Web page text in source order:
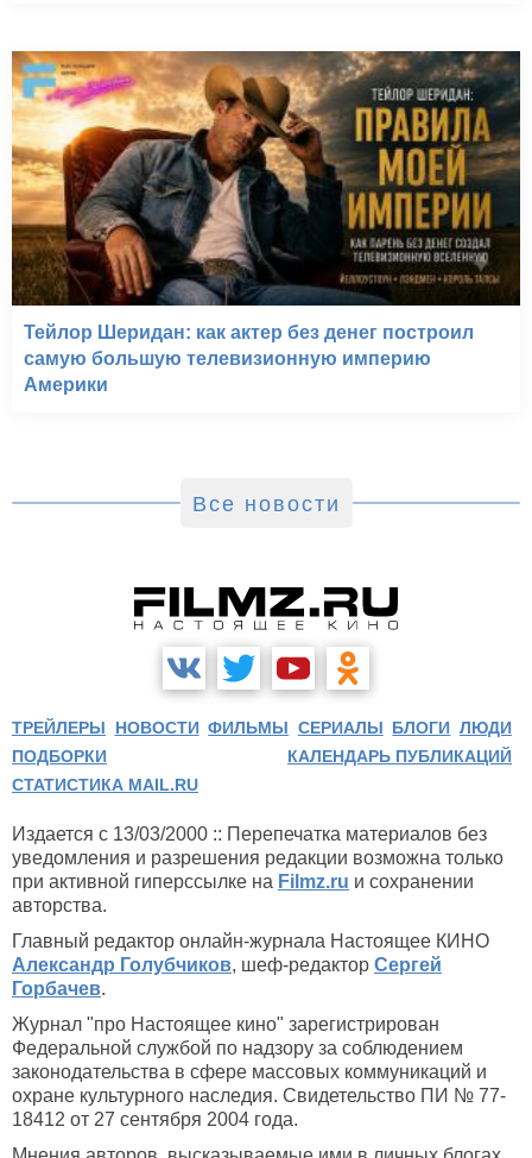
Тейлор Шеридан: как актер без денег построил
самую большую телевизионную империю
Америки
Все новости
ТРЕЙЛЕРЫ НОВОСТИ ФИЛЬМЫ СЕРИАЛЫ БЛОГИ ЛЮДИ
ПОДБОРКИ
КАЛЕНДАРЬ ПУБЛИКАЦИЙ
СТАТИСТИКА MAIL.RU
Издается с 13/03/2000 :: Перепечатка материалов без
уведомления и разрешения редакции возможна только
при активной гиперссылке на Filmz.ru и сохранении
авторства.
Главный редактор онлайн-журнала Настоящее КИНО
Александр Голубчиков, шеф-редактор Сергей
Горбачев.
Журнал "про Настоящее кино" зарегистрирован
Федеральной службой по надзору за соблюдением
законодательства в сфере массовых коммуникаций и
охране культурного наследия. Свидетельство ПИ № 77-
18412 от 27 сентября 2004 года.